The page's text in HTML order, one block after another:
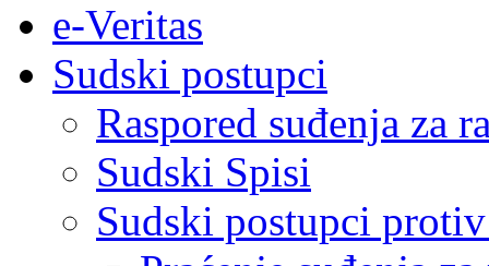
e-Veritas
Sudski postupci
Raspored suđenja za
Sudski Spisi
Sudski postupci